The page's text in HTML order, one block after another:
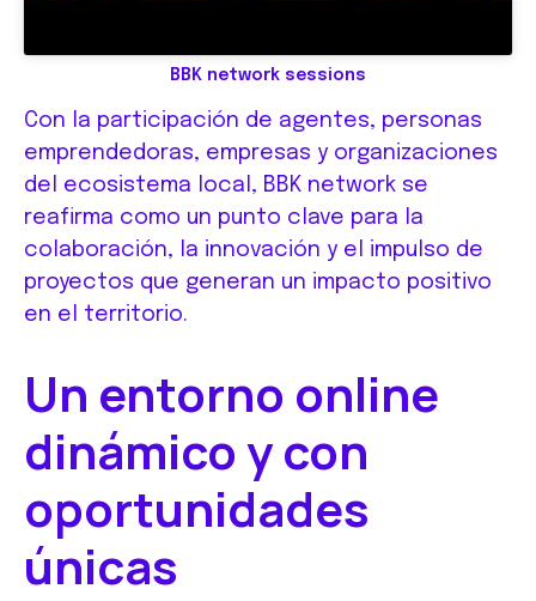
BBK network sessions
Con la participación de agentes, personas
emprendedoras, empresas y organizaciones
del ecosistema local, BBK network se
reafirma como un punto clave para la
colaboración, la innovación y el impulso de
proyectos que generan un impacto positivo
en el territorio.
Un entorno online
dinámico y con
oportunidades
únicas